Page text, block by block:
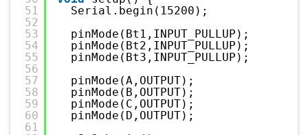
51
52
53
54
55
56
57
58
59
60
61
Serial.begin(15200);
pinMode(Bt1,INPUT_PULLUP);
pinMode(Bt2,INPUT_PULLUP);
pinMode(Bt3,INPUT_PULLUP);
pinMode(A,OUTPUT);
pinMode(B,OUTPUT);
pinMode(C,OUTPUT);
pinMode(D,OUTPUT);